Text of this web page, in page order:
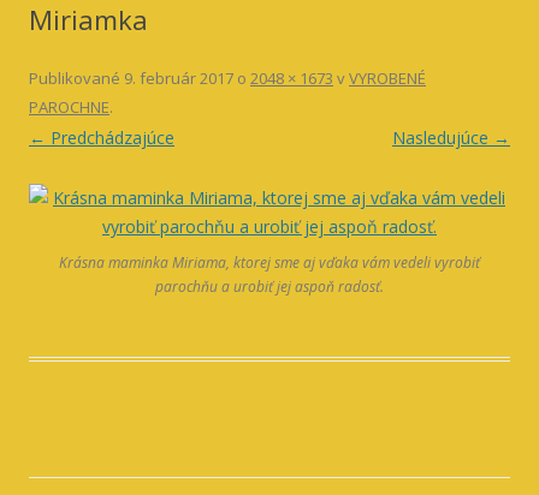
Miriamka
Publikované 9. február 2017 o 2048 × 1673 vVYROBENÉ
PAROCHNE.
← Predchádzajúce Nasledujúce →
Krásna maminka Miriama, ktorej sme aj vďaka vám vedeli vyrobiť
parochňu a urobiť jej aspoň radosť.